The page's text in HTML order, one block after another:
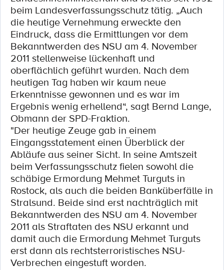
beim Landesverfassungsschutz tätig. „Auch
die heutige Vernehmung erweckte den
Eindruck, dass die Ermittlungen vor dem
Bekanntwerden des NSU am 4. November
2011 stellenweise lückenhaft und
oberflächlich geführt wurden. Nach dem
heutigen Tag haben wir kaum neue
Erkenntnisse gewonnen und es war im
Ergebnis wenig erhellend“, sagt Bernd Lange,
Obmann der SPD-Fraktion.
"Der heutige Zeuge gab in einem
Eingangsstatement einen Überblick der
Abläufe aus seiner Sicht. In seine Amtszeit
beim Verfassungsschutz fielen sowohl die
schäbige Ermordung Mehmet Turguts in
Rostock, als auch die beiden Banküberfälle in
Stralsund. Beide sind erst nachträglich mit
Bekanntwerden des NSU am 4. November
2011 als Straftaten des NSU erkannt und
damit auch die Ermordung Mehmet Turguts
erst dann als rechtsterroristisches NSU-
Verbrechen eingestuft worden.